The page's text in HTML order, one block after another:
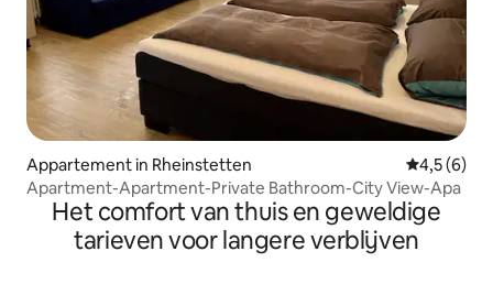
Appartement in Rheinstetten
4,5 (6)
Apartment-Apartment-Private Bathroom-City View-Apa
Het comfort van thuis en geweldige
tarieven voor langere verblijven